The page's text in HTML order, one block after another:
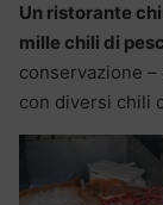
Un ristorante
mille chili di
conservazione
con diversi chili